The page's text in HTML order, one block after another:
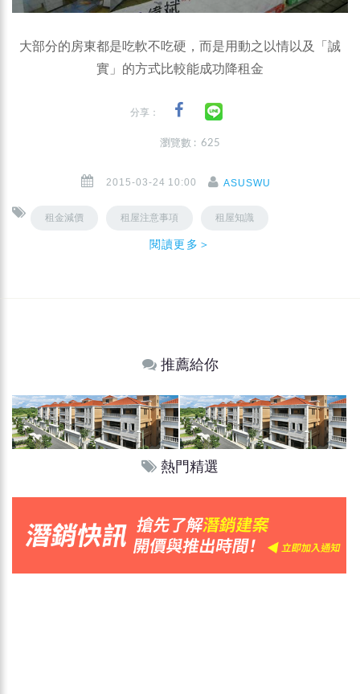
大部分的房東都是吃軟不吃硬，而是用動之以情以及「誠
實」的方式比較能成功降租金
分享：
瀏覽數 : 625
2015-03-24 10:00 ASUSWU
租金減價 租屋注意事項 租屋知識
閱讀更多＞
推薦給你
熱門精選